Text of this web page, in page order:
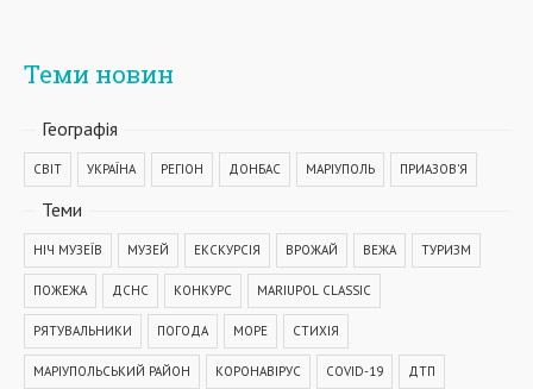
Теми новин
Географiя
СВІТ УКРАЇНА РЕГІОН ДОНБАС МАРІУПОЛЬ ПРИАЗОВ'Я
Теми
НІЧ МУЗЕЇВ МУЗЕЙ ЕКСКУРСІЯ ВРОЖАЙ ВЕЖА ТУРИЗМ
ПОЖЕЖА ДСНС КОНКУРС MARIUPOL CLASSIC
РЯТУВАЛЬНИКИ ПОГОДА МОРЕ СТИХІЯ
МАРІУПОЛЬСЬКИЙ РАЙОН КОРОНАВІРУС COVID-19 ДТП